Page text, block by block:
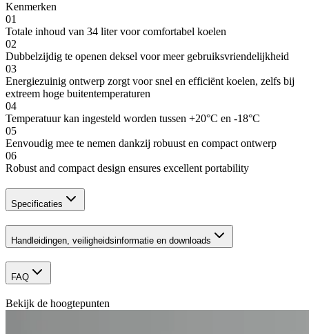
Kenmerken
01
Totale inhoud van 34 liter voor comfortabel koelen
02
Dubbelzijdig te openen deksel voor meer gebruiksvriendelijkheid
03
Energiezuinig ontwerp zorgt voor snel en efficiënt koelen, zelfs bij
extreem hoge buitentemperaturen
04
Temperatuur kan ingesteld worden tussen +20°C en -18°C
05
Eenvoudig mee te nemen dankzij robuust en compact ontwerp
06
Robust and compact design ensures excellent portability
Specificaties
Handleidingen, veiligheidsinformatie en downloads
FAQ
Bekijk de hoogtepunten